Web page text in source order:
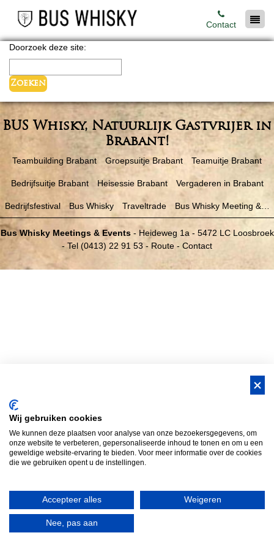
Contact
Doorzoek deze site:
BUS Whisky, Natuurlijk Gastvrijer in
Brabant!
Teambuilding Brabant Groepsuitje Brabant Teamuitje Brabant
Bedrijfsuitje Brabant Heisessie Brabant Vergaderen in Brabant
Bedrijfsfestival Bus Whisky Traveltrade Bus Whisky Meeting &…
Bus Whisky Meetings & Events- Heideweg 1a - 5472 LC Loosbroek
- Tel (0413) 22 91 53 - Route - Contact
Wij gebruiken cookies
We kunnen deze plaatsen voor analyse van onze bezoekersgegevens, om
onze website te verbeteren, gepersonaliseerde inhoud te tonen en om u een
geweldige website-ervaring te bieden. Voor meer informatie over de cookies
die we gebruiken opent u de instellingen.
Accepteer alles Weigeren
Nee, pas aan